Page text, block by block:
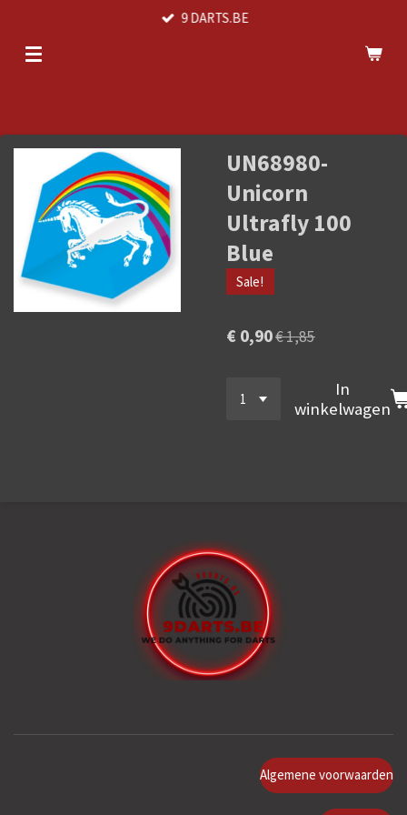
naar
9 DARTS.BE
UN68980-
Unicorn
Ultrafly 100
Blue
Sale!
€ 0,90€ 1,85
In
winkelwagen
Algemene voorwaarden